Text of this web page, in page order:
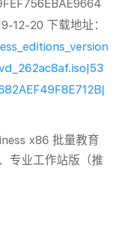
12-20 下载地址：
x86 批量教育
专业工作站版（推